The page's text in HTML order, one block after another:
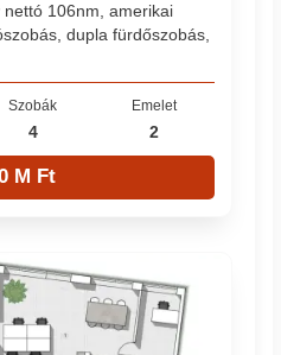
106nm, amerikai
dupla fürdőszobás,
Szobák
4
Emelet
2
M Ft